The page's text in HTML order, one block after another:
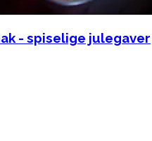
- spiselige julegaver